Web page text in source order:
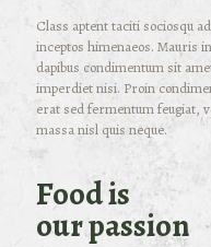
Class aptent taciti sociosqu
inceptos himenaeos. Mauris
dapibus condimentum sit
imperdiet nisi. Proin
erat sed fermentum feugiat,
massa nisl quis neque.
Food is
our passion